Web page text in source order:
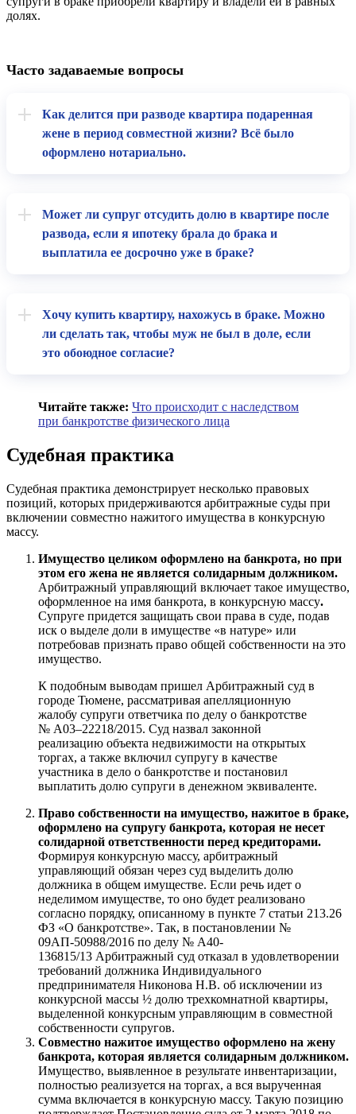
долях.
Часто задаваемые вопросы
Как делится при разводе квартира подаренная
жене в период совместной жизни? Всё было
оформлено нотариально.
Может ли супруг отсудить долю в квартире после
развода, если я ипотеку брала до брака и
выплатила ее досрочно уже в браке?
Хочу купить квартиру, нахожусь в браке. Можно
ли сделать так, чтобы муж не был в доле, если
это обоюдное согласие?
Читайте также: Что происходит с наследством
при банкротстве физического лица
Судебная практика
Судебная практика демонстрирует несколько правовых
позиций, которых придерживаются арбитражные суды при
включении совместно нажитого имущества в конкурсную
массу.
Имущество целиком оформлено на банкрота, но при
этом его жена не является солидарным должником.
Арбитражный управляющий включает такое имущество,
оформленное на имя банкрота, в конкурсную массу.
Супруге придется защищать свои права в суде, подав
иск о выделе доли в имуществе «в натуре» или
потребовав признать право общей собственности на это
имущество.
К подобным выводам пришел Арбитражный суд в
городе Тюмене, рассматривая апелляционную
жалобу супруги ответчика по делу о банкротстве
№ А03–22218/2015. Суд назвал законной
реализацию объекта недвижимости на открытых
торгах, а также включил супругу в качестве
участника в дело о банкротстве и постановил
выплатить долю супруги в денежном эквиваленте.
Право собственности на имущество, нажитое в браке,
оформлено на супругу банкрота, которая не несет
солидарной ответственности перед кредиторами.
Формируя конкурсную массу, арбитражный
управляющий обязан через суд выделить долю
должника в общем имуществе. Если речь идет о
неделимом имуществе, то оно будет реализовано
согласно порядку, описанному в пункте 7 статьи 213.26
ФЗ «О банкротстве». Так, в постановлении №
09АП-50988/2016 по делу № А40-
136815/13 Арбитражный суд отказал в удовлетворении
требований должника Индивидуального
предпринимателя Никонова Н.В. об исключении из
конкурсной массы ½ долю трехкомнатной квартиры,
выделенной конкурсным управляющим в совместной
собственности супругов.
Совместно нажитое имущество оформлено на жену
банкрота, которая является солидарным должником.
Имущество, выявленное в результате инвентаризации,
полностью реализуется на торгах, а вся вырученная
сумма включается в конкурсную массу. Такую позицию